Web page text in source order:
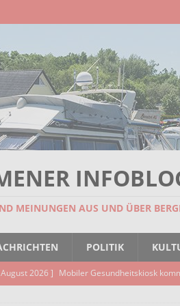
MEINUNGEN AUS UND ÜBER
POLITIK
2026 ] Mobiler Gesundheitskiosk